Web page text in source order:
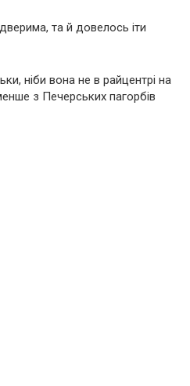
та й довелось іти
ніби вона не в райцентрі на
з Печерських пагорбів